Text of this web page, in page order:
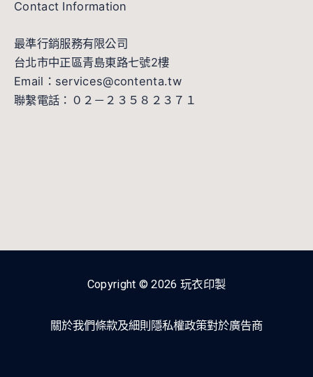
Contact Information
最準行銷服務有限公司
台北市中正區青島東路七號2樓
Email：services@contenta.tw
聯繫電話：０２－２３５８２３７１
Copyright © 2026 玩衣印製
關於我們條款及細則 隱私權政策對於廣告商